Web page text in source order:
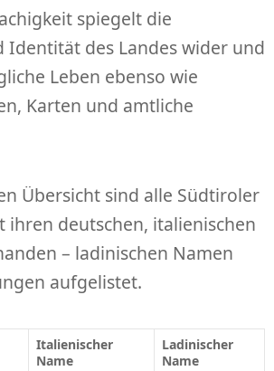
spiegelt die
Identität des Landes wider und
Leben ebenso wie
Karten und amtliche
Übersicht sind alle Südtiroler
ihren deutschen, italienischen
– ladinischen Namen
aufgelistet.
Italienischer
Name
Ladinischer
Name